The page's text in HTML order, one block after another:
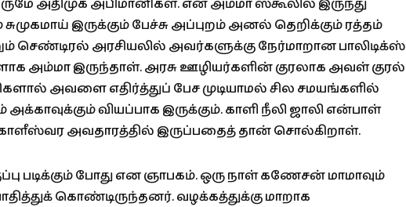
அதிமுக அபிமானிகள். என் அம்மா ஸ்கூலில் இருந்து
சுமுகமாய் இருக்கும் பேச்சு அப்புறம் அனல் தெறிக்கும் ரத்தம்
செண்டிரல் அரசியலில் அவர்களுக்கு நேர்மாறான பாலிடிக்ஸ்
இருந்தாள். அரசு ஊழியர்களின் குரலாக அவள் குரல்
அவளை எதிர்த்துப் பேச முடியாமல் சில சமயங்களில்
வியப்பாக இருக்கும். காளி நீலி ஜாலி என்பாள்
காளீஸ்வர அவதாரத்தில் இருப்பதைத் தான் சொல்கிறாள்.
படிக்கும் போது என ஞாபகம். ஒரு நாள் கணேசன் மாமாவும்
கொண்டிருந்தனர். வழக்கத்துக்கு மாறாக